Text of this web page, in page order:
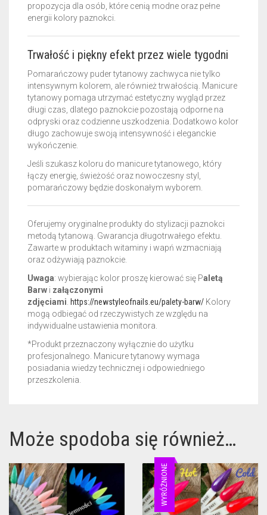
propozycja dla osób, które cenią modne oraz pełne
energii kolory paznokci.
Trwałość i piękny efekt przez wiele tygodni
Pomarańczowy puder tytanowy zachwyca nie tylko
intensywnym kolorem, ale również trwałością. Manicure
tytanowy pomaga utrzymać estetyczny wygląd przez
długi czas, dlatego paznokcie pozostają odporne na
odpryski oraz codzienne uszkodzenia. Dodatkowo kolor
długo zachowuje swoją intensywność i eleganckie
wykończenie.
Jeśli szukasz koloru do manicure tytanowego, który
łączy energię, świeżość oraz nowoczesny styl,
pomarańczowy będzie doskonałym wyborem.
Oferujemy oryginalne produkty do stylizacji paznokci
metodą tytanową. Gwarancja długotrwałego efektu.
Zawarte w produktach witaminy i wapń wzmacniają
oraz odżywiają paznokcie.
Uwaga: wybierając kolor proszę kierować się Paletą
Barw i załączonymi
zdjęciami https://newstyleofnails.eu/palety-barw/ Kolory
mogą odbiegać od rzeczywistych ze względu na
indywidualne ustawienia monitora.
*Produkt przeznaczony wyłącznie do użytku
profesjonalnego. Manicure tytanowy wymaga
posiadania wiedzy technicznej i odpowiedniego
przeszkolenia.
Może spodoba się również…
WYRÓŻNIONE